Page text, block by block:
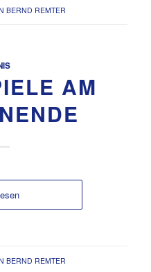
BERND REMTER
AM
BERND REMTER